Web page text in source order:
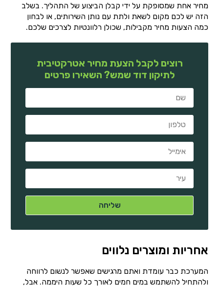
מחיר אחת שמסופקת על ידי קבלן הביצוע של התהליך. בשלב
הזה יש לכם מקום לשאת ולתת עם נותן השירותים, או לבחון
כמה הצעות מחיר מקבילות, שכולן רלוונטיות לצרכים שלכם.
רוצים לקבל הצעת מחיר אטרקטיבית
לתיקון דוד שמש? השאירו פרטים
אחריות ומוצרים נלווים
המערכת כבר עומדת ואתם מרגישים שאפשר לנשום לרווחה
ולהתחיל להשתמש במים חמים לאורך כל שעות היממה. אבל,